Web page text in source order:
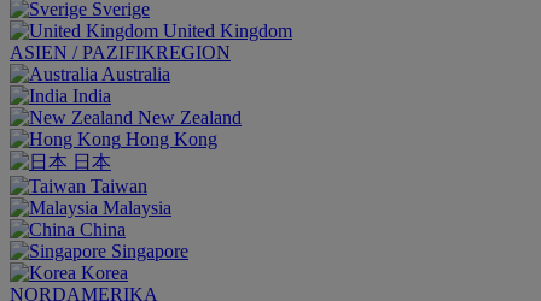
Sverige
United Kingdom
ASIEN / PAZIFIKREGION
Australia
India
New Zealand
Hong Kong
日本
Taiwan
Malaysia
China
Singapore
Korea
NORDAMERIKA